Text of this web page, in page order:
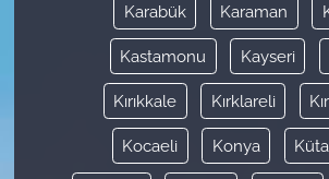
Karabük Karaman
Kastamonu Kayseri
Kırıkkale Kırklareli
Kocaeli Konya